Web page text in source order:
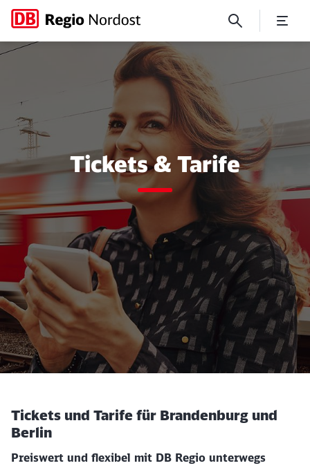
Tickets & Tarife
Tickets & Tarife
Tickets und Tarife für Brandenburg und
Berlin
Preiswert und flexibel mit DB Regio unterwegs